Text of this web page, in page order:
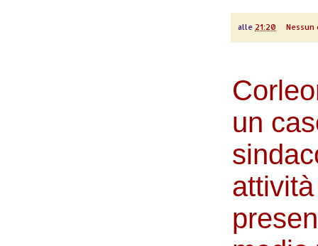
alle 21:20 Nessun
un